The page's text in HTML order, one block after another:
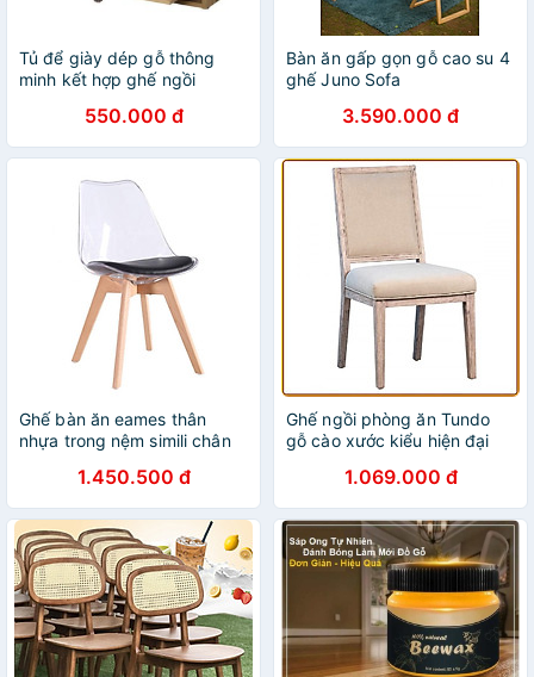
Tủ để giày dép gỗ thông
minh kết hợp ghế ngồi
550.000 đ
Bàn ăn gấp gọn gỗ cao su 4
ghế Juno Sofa
3.590.000 đ
Ghế bàn ăn eames thân
nhựa trong nệm simili chân
1.450.500 đ
Ghế ngồi phòng ăn Tundo
gỗ cào xước kiểu hiện đại
1.069.000 đ